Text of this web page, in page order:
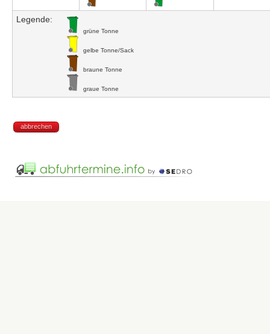
Legende:
grüne Tonne
gelbe Tonne/Sack
braune Tonne
graue Tonne
abbrechen